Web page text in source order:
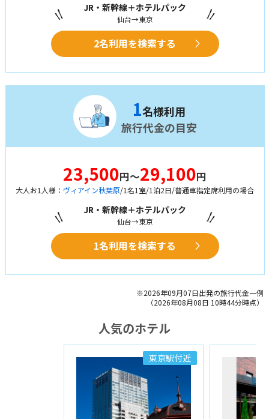
JR・新幹線＋ホテルパック
仙台→東京
2名利用を検索する
1名様利用
旅行代金の目安
23,500円～29,100円
大人お1人様： ヴィアイン秋葉原/1名1室/1泊2日/普通車指定席利用の場合
JR・新幹線＋ホテルパック
仙台→東京
1名利用を検索する
※2026年09月07日出発の旅行代金一例
（2026年08月08日 10時44分時点）
人気のホテル
東京駅付近